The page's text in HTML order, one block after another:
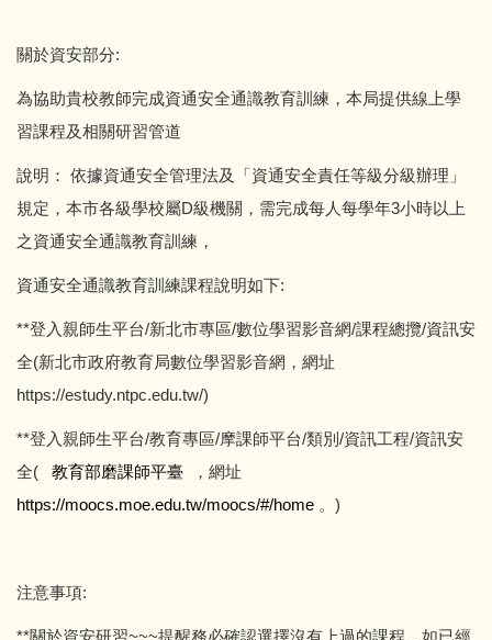
關於資安部分:
為協助貴校教師完成資通安全通識教育訓練，本局提供線上學
習課程及相關研習管道
說明： 依據資通安全管理法及「資通安全責任等級分級辦理」
規定，本市各級學校屬D級機關，需完成每人每學年3小時以上
之資通安全通識教育訓練，
資通安全通識教育訓練課程說明如下:
**登入親師生平台/新北市專區/數位學習影音網/課程總攬/資訊安
全(新北市政府教育局數位學習影音網，網址
https://estudy.ntpc.edu.tw/)
**登入親師生平台/教育專區/摩課師平台/類別/資訊工程/資訊安
全( 教育部磨課師平臺 ，網址
https://moocs.moe.edu.tw/moocs/#/home 。)
注意事項:
**關於資安研習~~~提醒務必確認選擇沒有上過的課程，如已經